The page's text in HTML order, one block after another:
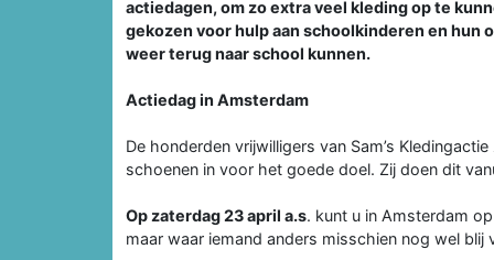
actiedagen, om zo extra veel kleding op te
gekozen voor hulp aan schoolkinderen en hun
weer terug naar school kunnen.
Actiedag in Amsterdam
De honderden vrijwilligers van Sam’s
schoenen in voor het goede doel. Zij doen dit
Op zaterdag 23 april a.s. kunt u in Amsterdam
maar waar iemand anders misschien nog wel blij